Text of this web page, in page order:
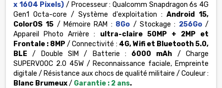
x 1604 Pixels) / Processeur : Qualcomm Snapdragon 6s 4G
Gen1 Octa-core / Système d'exploitation : Android 15,
ColorOS 15 / Mémoire RAM : 8Go / Stockage : 256Go /
Appareil Photo Arrière : ultra-claire 50MP + 2MP et
Frontale : 8MP/ Connectivité : 4G, Wifi et Bluetooth 5.0,
BLE / Double SIM / Batterie : 6000 mAh / Charge
SUPERVOOC 2.0 45W / Reconnaissance faciale, Empreinte
digitale / Résistance aux chocs de qualité militaire / Couleur :
Blanc Brumeux/ Garantie : 2 ans.